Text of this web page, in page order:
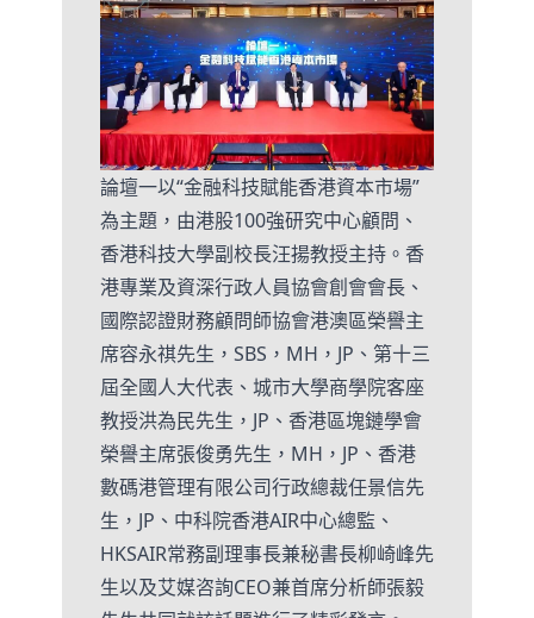
論壇一以“金融科技賦能香港資本市場”
為主題，由港股100強研究中心顧問、
香港科技大學副校長汪揚教授主持。香
港專業及資深行政人員協會創會會長、
國際認證財務顧問師協會港澳區榮譽主
席容永祺先生，SBS，MH，JP、第十三
屆全國人大代表、城市大學商學院客座
教授洪為民先生，JP、香港區塊鏈學會
榮譽主席張俊勇先生，MH，JP、香港
數碼港管理有限公司行政總裁任景信先
生，JP、中科院香港AIR中心總監、
HKSAIR常務副理事長兼秘書長柳崎峰先
生以及艾媒咨詢CEO兼首席分析師張毅